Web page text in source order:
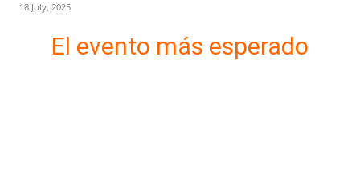
18 July, 2025
El evento más esperado